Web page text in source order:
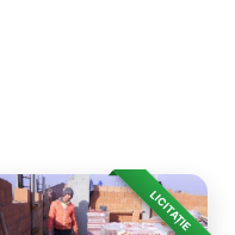
LICITAȚIE